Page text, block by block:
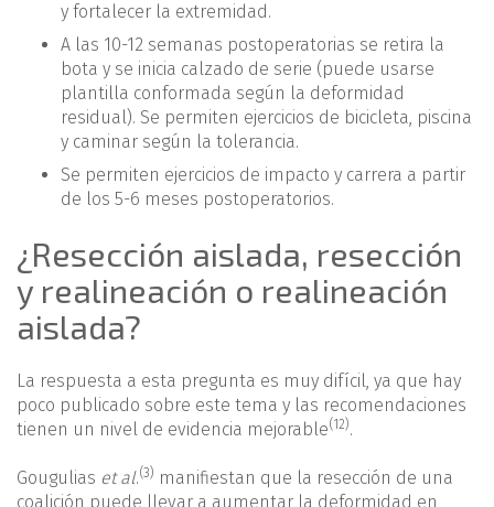
y fortalecer la extremidad.
A las 10-12 semanas postoperatorias se retira la
bota y se inicia calzado de serie (puede usarse
plantilla conformada según la deformidad
residual). Se permiten ejercicios de bicicleta, piscina
y caminar según la tolerancia.
Se permiten ejercicios de impacto y carrera a partir
de los 5-6 meses postoperatorios.
¿Resección aislada, resección
y realineación o realineación
aislada?
La respuesta a esta pregunta es muy difícil, ya que hay
poco publicado sobre este tema y las recomendaciones
tienen un nivel de evidencia mejorable(12).
Gougulias et al.(3) manifiestan que la resección de una
coalición puede llevar a aumentar la deformidad en